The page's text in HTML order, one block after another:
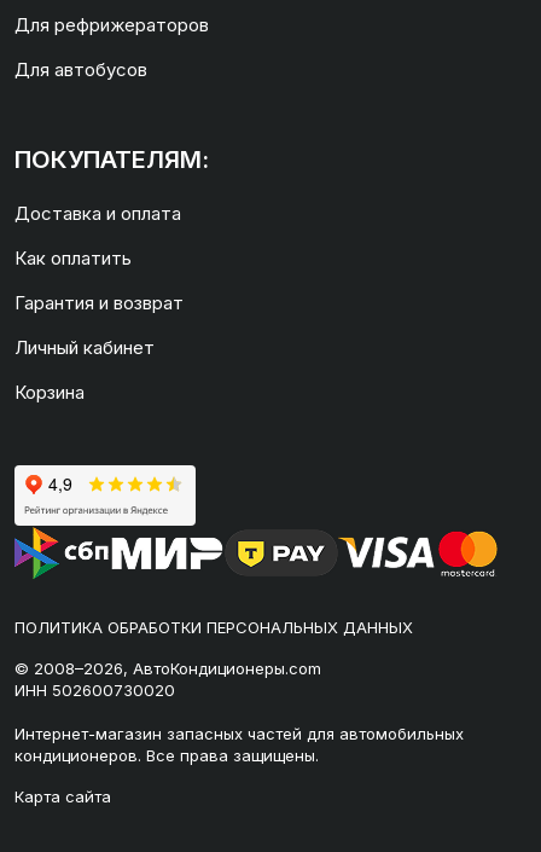
Для рефрижераторов
Для автобусов
ПОКУПАТЕЛЯМ:
Доставка и оплата
Как оплатить
Гарантия и возврат
Личный кабинет
Корзина
ПОЛИТИКА ОБРАБОТКИ ПЕРСОНАЛЬНЫХ ДАННЫХ
© 2008–2026, АвтоКондиционеры.com
ИНН 502600730020
Интернет-магазин запасных частей для автомобильных
кондиционеров. Все права защищены.
Карта сайта